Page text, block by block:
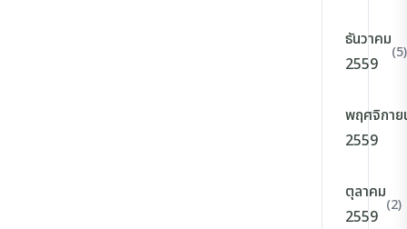
ธันวาคม
2559
(5)
พฤศจิกาย
2559
ตุลาคม
2559
(2)